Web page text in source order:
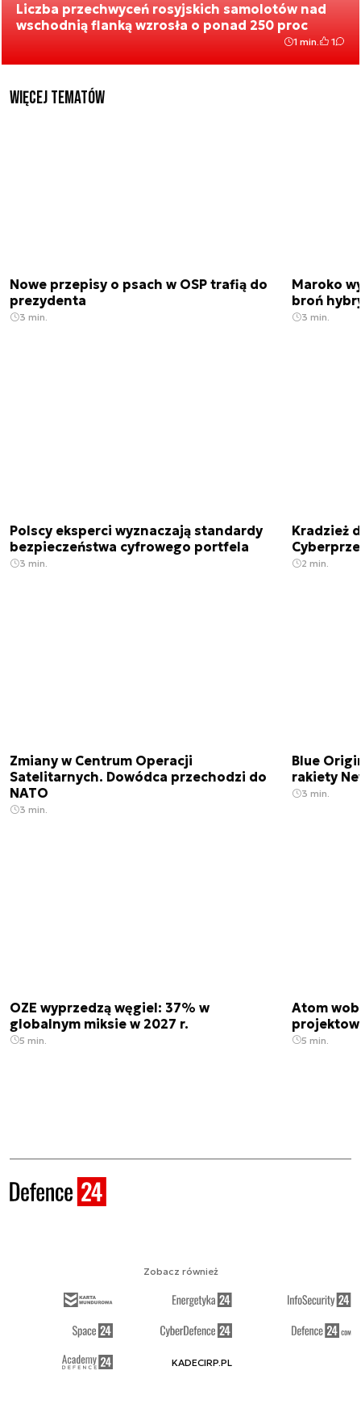
Liczba przechwyceń rosyjskich samolotów nad
wschodnią flanką wzrosła o ponad 250 proc
1 min. 1
Więcej tematów
Nowe przepisy o psach w OSP trafią do
prezydenta
3 min.
Maroko
broń
3 min.
Polscy eksperci wyznaczają standardy
bezpieczeństwa cyfrowego portfela
3 min.
Kradzież
2 min.
Zmiany w Centrum Operacji
Satelitarnych. Dowódca przechodzi do
NATO
3 min.
Blue
rakiety
3 min.
OZE wyprzedzą węgiel: 37% w
globalnym miksie w 2027 r.
5 min.
Atom
5 min.
Zobacz również
KADECIRP.PL